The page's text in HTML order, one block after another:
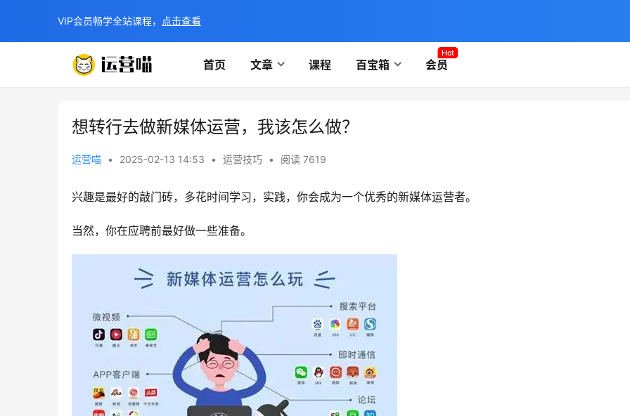
首页 文章 课程 百宝箱 会员
Hot
想转行去做新媒体运营，我该怎么做？
运营喵 • 2025-02-13 14:53 • 运营技巧 • 阅读 7619
兴趣是最好的敲门砖，多花时间学习，实践，你会成为一个优秀的新媒体运营者。
当然，你在应聘前最好做一些准备。
VIP会员畅学全站课程， 点击查看